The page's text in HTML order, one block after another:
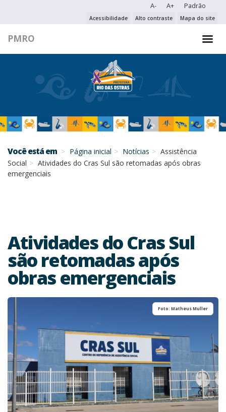
A- A+ Padrão
Acessibilidade Alto contraste Mapa do site
PMRO
PESQUISAR NO PORTAL
PESQUISAR
Você está em Página inicial Notícias
Assistência
Social
Atividades do Cras Sul são retomadas após obras
emergenciais
Atividades do Cras Sul
são retomadas após
obras emergenciais
Foto: Matheus Muller